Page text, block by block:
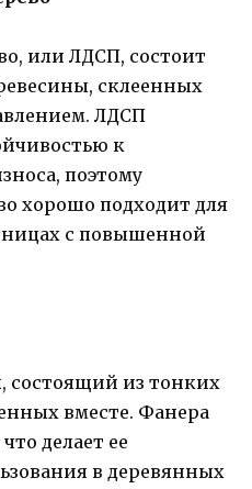
или ЛДСП, состоит
склеенных
ЛДСП
к
поэтому
хорошо подходит для
с повышенной
состоящий из тонких
вместе. Фанера
делает ее
в деревянных